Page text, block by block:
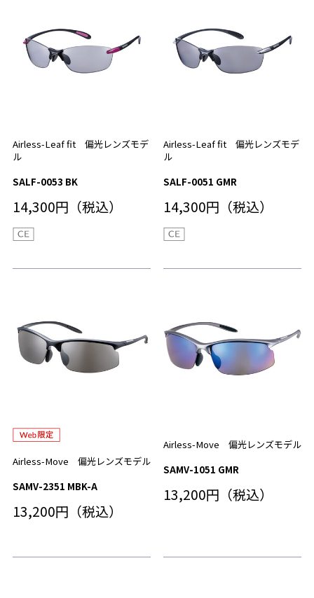
Airless-Leaf fit 偏光レンズモデ
ル
SALF-0053 BK
14,300円（税込）
Airless-Leaf fit 偏光レンズモデ
ル
SALF-0051 GMR
14,300円（税込）
Airless-Move 偏光レンズモデル
SAMV-2351 MBK-A
13,200円（税込）
Airless-Move 偏光レンズモデル
SAMV-1051 GMR
13,200円（税込）